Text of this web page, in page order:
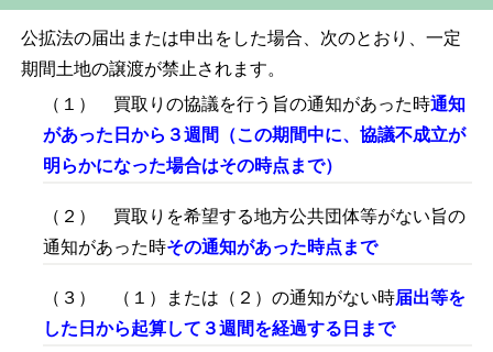
公拡法の届出または申出をした場合、次のとおり、一定
期間土地の譲渡が禁止されます。
（１） 買取りの協議を行う旨の通知があった時通知
があった日から３週間
（この期間中に、協議不成立が
明らかになった場合はその時点まで）
（２） 買取りを希望する地方公共団体等がない旨の
通知があった時その通知があった時点まで
（３） （１）または（２）の通知がない時届出等を
した日から起算して３週間を経過する日まで